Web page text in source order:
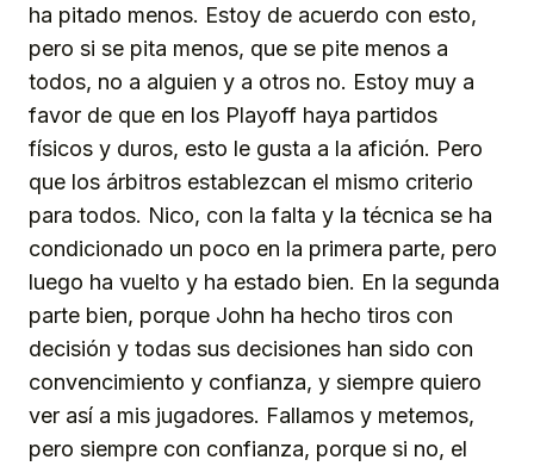
ha pitado menos. Estoy de acuerdo con esto,
pero si se pita menos, que se pite menos a
todos, no a alguien y a otros no. Estoy muy a
favor de que en los Playoff haya partidos
físicos y duros, esto le gusta a la afición. Pero
que los árbitros establezcan el mismo criterio
para todos. Nico, con la falta y la técnica se ha
condicionado un poco en la primera parte, pero
luego ha vuelto y ha estado bien. En la segunda
parte bien, porque John ha hecho tiros con
decisión y todas sus decisiones han sido con
convencimiento y confianza, y siempre quiero
ver así a mis jugadores. Fallamos y metemos,
pero siempre con confianza, porque si no, el